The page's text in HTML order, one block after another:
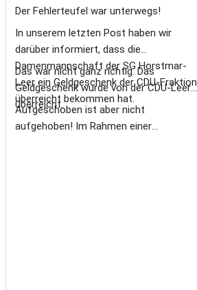
Der Fehlerteufel war unterwegs!
In unserem letzten Post haben wir
darüber informiert, dass die
Damenmannschaft der SG Horstmar-
Leer ein Geldgeschenk der CDU-Fraktion
überreicht bekommen hat.
Das war nicht ganz richtig. Das
Geldgeschenk wurde von der CDU-Leer
überreicht.
Aufgeschoben ist aber nicht
aufgehoben! Im Rahmen einer